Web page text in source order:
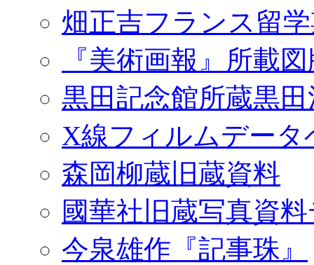
畑正吉フランス留
『美術画報』所載
黒田記念館所蔵黒
X線フィルムデータ
森岡柳蔵旧蔵資料
國華社旧蔵写真資
今泉雄作『記事珠』